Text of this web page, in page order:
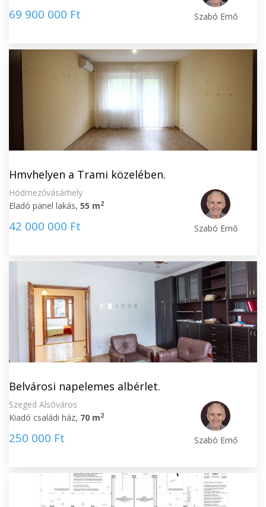
69 900 000 Ft Szabó Ernő
Hmvhelyen a Trami közelében.
Hódmezővásárhely
Eladó panel lakás, 55 m2
42 000 000 Ft Szabó Ernő
Belvárosi napelemes albérlet.
Szeged Alsóváros
Kiadó családi ház, 70 m2
250 000 Ft Szabó Ernő